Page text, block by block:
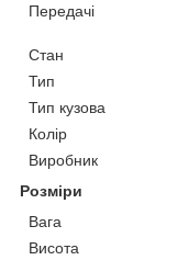
Передачі
Стан
Тип
Тип кузова
Колір
Виробник
Розміри
Вага
Висота